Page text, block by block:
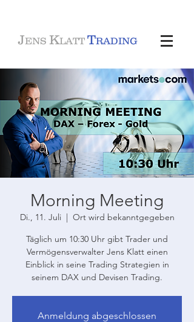
JENS KLATT TRADING
Morning Meeting
Di., 11. Juli
  |
Ort wird bekanntgegeben
Täglich um 10:30 Uhr gibt Trader und
Vermögensverwalter Jens Klatt einen
Einblick in seine Trading Strategien in
seinem DAX und Devisen Trading.
Anmeldung abgeschlossen